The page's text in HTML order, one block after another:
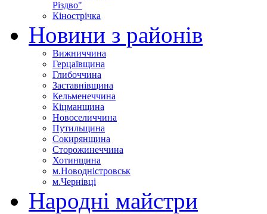
Різдво"
Кінострічка
Новини з районів
Вижниччина
Герцаївщина
Глибоччина
Заставнівщина
Кельменеччина
Кіцманщина
Новоселиччина
Путильщина
Сокирянщина
Сторожинеччина
Хотинщина
м.Новодністровськ
м.Чернівці
Народні майстри